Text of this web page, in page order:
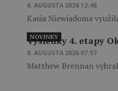
8. AUGUSTA 2026 12:48
Kasia Niewiadoma
Výsledky 4. etapy
8. AUGUSTA 2026 07:57
Matthew Brennan
NOVINKY